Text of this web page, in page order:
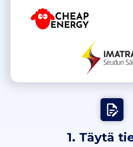
1. Täytä